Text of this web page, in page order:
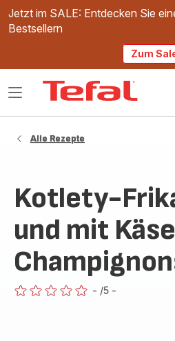
Jetzt im SALE: Entdecken Sie
Bestsellern
Zum
Das
Alle Rezepte
Kotlety-
und mit
- /5 -